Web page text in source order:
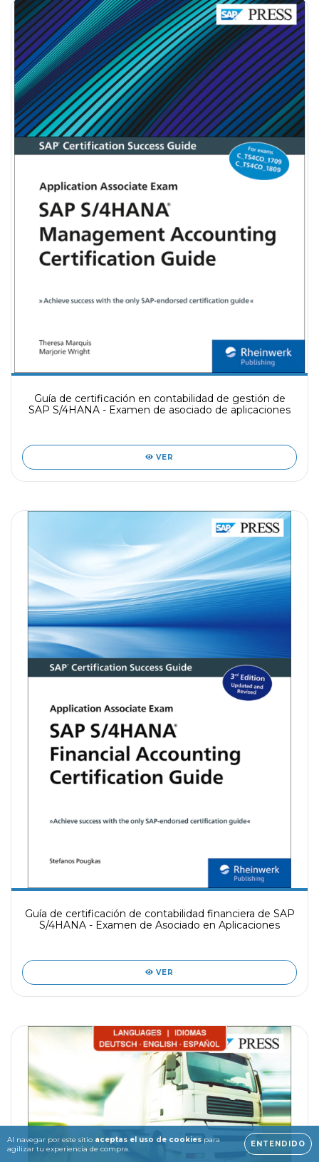
Al navegar por este sitio aceptas el uso de cookies para
agilizar tu experiencia de compra.
ENTENDIDO
Guía de certificación en contabilidad de gestión de
SAP S/4HANA - Examen de asociado de aplicaciones
VER
Guía de certificación de contabilidad financiera de SAP
S/4HANA - Examen de Asociado en Aplicaciones
VER